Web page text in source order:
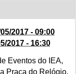
2017 - 09:00
2017 - 16:30
Eventos do IEA,
Praça do Relógio,